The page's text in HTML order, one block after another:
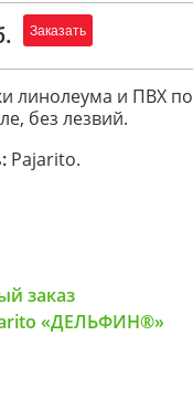
Заказать
линолеума и ПВХ
без лезвий.
Pajarito.
заказ
«ДЕЛЬФИН®»